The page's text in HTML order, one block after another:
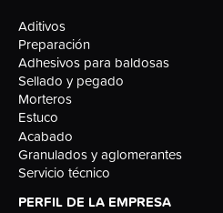
Aditivos
Preparación
Adhesivos para baldosas
Sellado y pegado
Morteros
Estuco
Acabado
Granulados y aglomerantes
Servicio técnico
PERFIL DE LA EMPRESA